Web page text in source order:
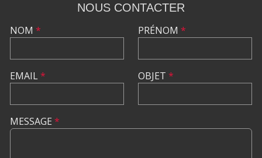
NOUS CONTACTER
NOM *
EMAIL*
PRÉNOM *
OBJET *
MESSAGE *